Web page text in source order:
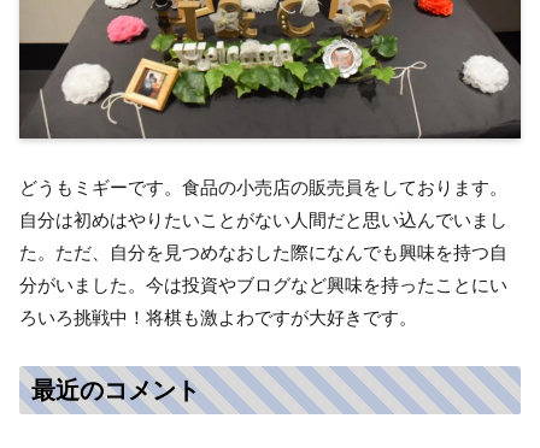
どうもミギーです。食品の小売店の販売員をしております。
自分は初めはやりたいことがない人間だと思い込んでいまし
た。ただ、自分を見つめなおした際になんでも興味を持つ自
分がいました。今は投資やブログなど興味を持ったことにい
ろいろ挑戦中！将棋も激よわですが大好きです。
最近のコメント